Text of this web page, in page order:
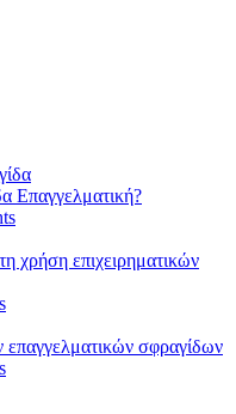
Επαγγελματική?
χρήση επιχειρηματικών
σφραγίδων